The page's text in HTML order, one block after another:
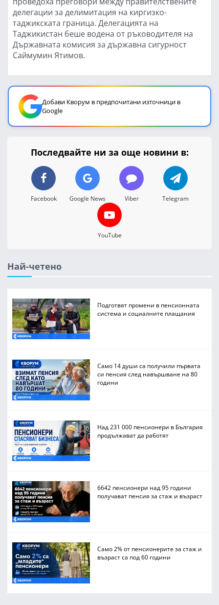
делегации за делимитация на киргизко-
таджикската граница. Делегацията на
Таджикистан беше водена от ръководителя на
Държавната комисия за държавна сигурност
Саймумин Ятимов.
Добави Кворум в предпочитани източници в
Google
Последвайте ни за още новини в:
Facebook Google News Viber Telegram
YouTube
Най-четено
Подготвят промени в пенсионната
система и социалните плащания
Само 14 души са получили първата
си пенсия след навършване на 80
години
Над 231 000 пенсионери в България
продължават да работят
6642 пенсионери над 95 години
получават пенсия за стаж и възраст
Само 2% от пенсионерите за стаж и
възраст са под 60 години